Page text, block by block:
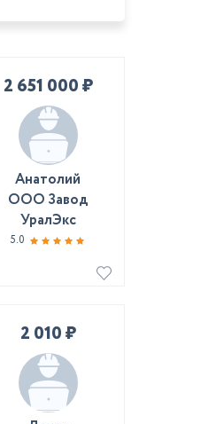
2 651 000 ₽
Анатолий
ООО Завод
УралЭкс
5.0
2 010 ₽